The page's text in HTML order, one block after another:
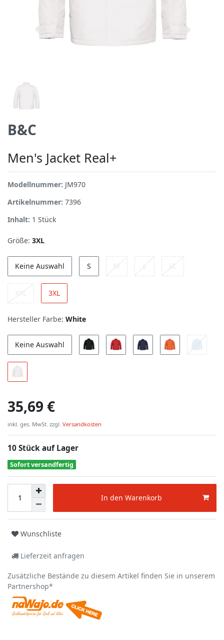
B&C
Men's Jacket Real+
Modellnummer: JM970
Artikelnummer: 7396
Inhalt: 1 Stück
Größe: 3XL
Keine Auswahl S M L XL
XXL 3XL
Hersteller Farbe: White
Keine Auswahl
35,69 €
inkl. ges. MwSt. zzgl. Versandkosten
10 Stück auf Lager
Sofort versandfertig
In den Warenkorb
Wunschliste
Lieferzeit anfragen
Zusätzliche Bestände zu diesem Artikel finden Sie in unserem
Partnershop*